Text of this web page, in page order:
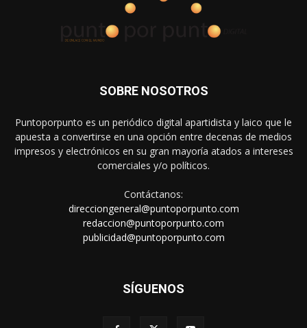
SOBRE NOSOTROS
Puntoporpunto es un periódico digital apartidista y laico que le
apuesta a convertirse en una opción entre decenas de medios
impresos y electrónicos en su gran mayoría atados a intereses
comerciales y/o políticos.
Contáctanos:
direcciongeneral@puntoporpunto.com
redaccion@puntoporpunto.com
publicidad@puntoporpunto.com
SÍGUENOS